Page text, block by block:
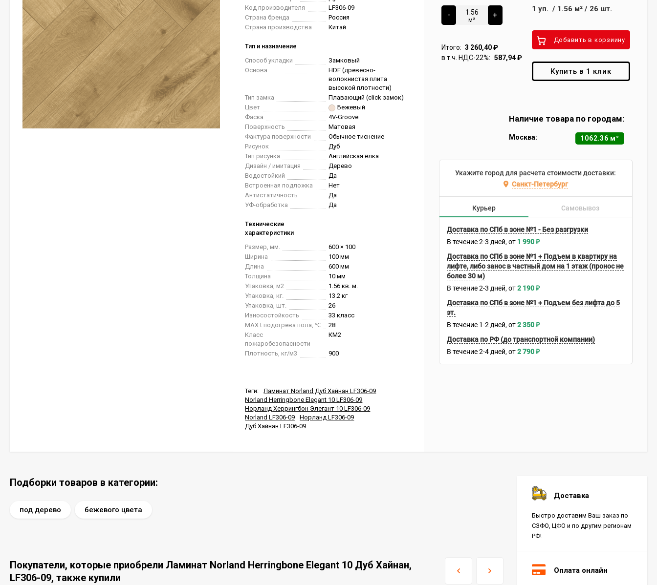
Код производителя
LF306-09
Страна бренда
Россия
Страна производства
Китай
Тип и назначение
Способ укладки
Замковый
Основа
HDF (древесно-
волокнистая плита
высокой плотности)
Тип замка
Плавающий (click замок)
Цвет
Бежевый
Фаска
4V-Groove
Поверхность
Матовая
Фактура поверхности
Обычное тиснение
Рисунок
Дуб
Тип рисунка
Английская ёлка
Дизайн / имитация
Дерево
Водостойкий
Да
Встроенная подложка
Нет
Антистатичность
Да
УФ-обработка
Да
Технические
характеристики
Размер, мм.
600 × 100
Ширина
100 мм
Длина
600 мм
Толщина
10 мм
Упаковка, м2
1.56 кв. м.
Упаковка, кг.
13.2 кг
Упаковка, шт.
26
Износостойкость
33 класс
MAX t подогрева пола, ℃
28
Класс
пожаробезопасности
КМ2
Плотность, кг/м3 900
Теги:
Ламинат Norland Дуб Хайнан LF306-09
Norland Herringbone Elegant 10 LF306-09
Норланд Херрингбон Элегант 10 LF306-09
Norland LF306-09
Норланд LF306-09
Дуб Хайнан LF306-09
-
м²
+
Итого: 3 260,40₽
в т.ч. НДС-22%: 587,94₽
1 уп. / 1.56 м²/ 26 шт.
Добавить в корзиину
Купить в 1 клик
Наличие товара по городам:
Москва: 1062.36 м²
Укажите город для расчета стоимости доставки:
Санкт-Петербург
Курьер Самовывоз
Доставка по СПб в зоне №1 - Без разгрузки
В течение 2-3 дней 1 990₽
Доставка по СПб в зоне №1 + Подъем в квартиру на
лифте, либо занос в частный дом на 1 этаж (пронос не
более 30 м)
В течение 2-3 дней 2 190₽
Доставка по СПб в зоне №1 + Подъем без лифта до 5
эт.
В течение 1-2 дней 2 350₽
Доставка по РФ (до транспортной компании)
В течение 2-4 дней 2 790₽
Подборки товаров в категории:
под дерево бежевого цвета
Покупатели, которые приобрели Ламинат Norland Herringbone Elegant 10 Дуб Хайнан,
LF306-09, также купили
Доставка
Быстро доставим Ваш заказ по
СЗФО, ЦФО и по другим регионам
РФ!
Оплата онлайн